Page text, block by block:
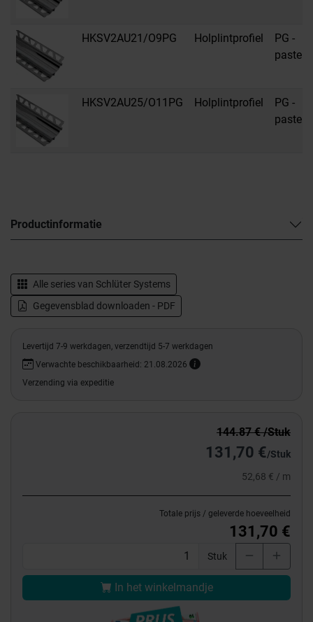
HKSV2AU21/O9PG Holplintprofiel
PG -
HKSV2AU25/O11PG Holplintprofiel
PG -
Productinformatie
Alle series van Schlüter Systems
Gegevensblad downloaden - PDF
Levertijd 7-9 werkdagen, verzendtijd 5-7 werkdagen
Verwachte beschikbaarheid: 21.08.2026
Verzending via expeditie
144.87 € /Stuk
131,70 €/Stuk
52,68 € / m
Totale prijs / geleverde hoeveelheid
131,70 €
Stuk
In het winkelmandje